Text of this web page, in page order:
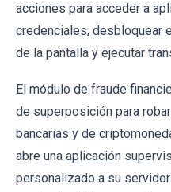
acciones para acceder a
credenciales, desbloquear
de la pantalla y ejecutar
El módulo de fraude
de superposición para
bancarias y de
abre una aplicación
personalizado a su